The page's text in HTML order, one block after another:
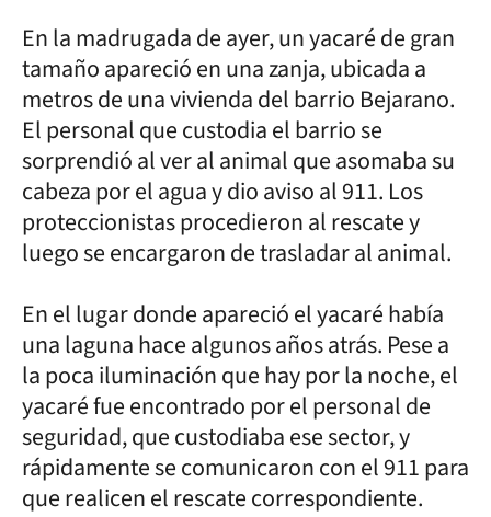
En la madrugada de ayer, un yacaré de gran
tamaño apareció en una zanja, ubicada a
metros de una vivienda del barrio Bejarano.
El personal que custodia el barrio se
sorprendió al ver al animal que asomaba su
cabeza por el agua y dio aviso al 911. Los
proteccionistas procedieron al rescate y
luego se encargaron de trasladar al animal.
En el lugar donde apareció el yacaré había
una laguna hace algunos años atrás. Pese a
la poca iluminación que hay por la noche, el
yacaré fue encontrado por el personal de
seguridad, que custodiaba ese sector, y
rápidamente se comunicaron con el 911 para
que realicen el rescate correspondiente.